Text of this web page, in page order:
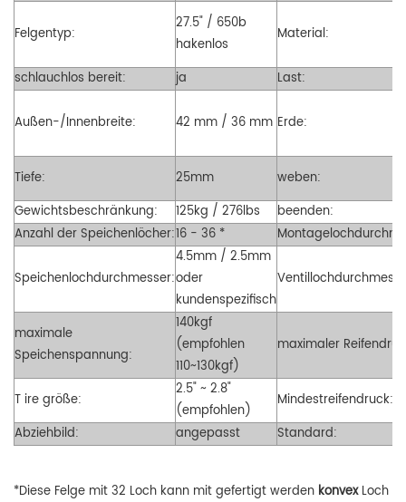
Felgentyp:
27.5" / 650b
hakenlos
Material:
schlauchlos bereit: ja Last:
Außen-/Innenbreite: 42 mm / 36 mm Erde:
Tiefe: 25mm
weben:
Gewichtsbeschränkung:
125kg / 276lbs
beenden:
Anzahl der Speichenlöcher:16 - 36 *
Speichenlochdurchmesser:
4.5mm / 2.5mm
oder
kundenspezifisch
maximale
Speichenspannung:
140kgf
(empfohlen
110~130kgf)
maximaler
T ire größe:
2.5" ~ 2.8"
(empfohlen)
Mindestreifendruck:
Abziehbild:
angepasst Standard:
*Diese Felge mit 32 Loch kann mit gefertigt werden konvexLoch